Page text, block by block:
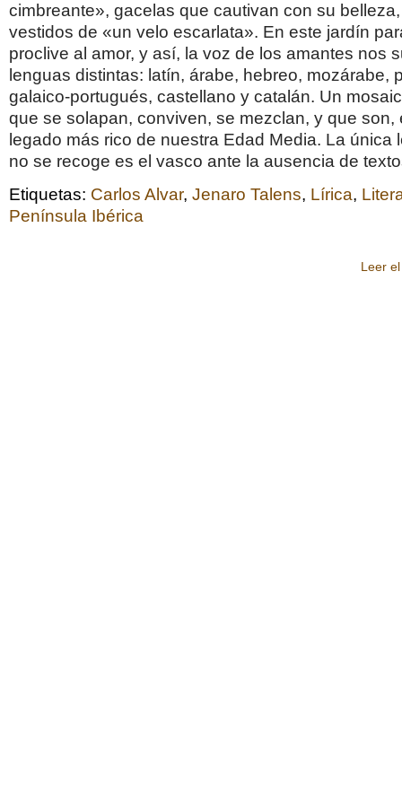
cimbreante», gacelas que cautivan con su
vestidos de «un velo escarlata». En este jardín
proclive al amor, y así, la voz de los amantes nos
lenguas distintas: latín, árabe, hebreo, mozárabe,
galaico-portugués, castellano y catalán. Un
que se solapan, conviven, se mezclan, y que son,
legado más rico de nuestra Edad Media. La única
no se recoge es el vasco ante la ausencia de
Etiquetas: Carlos Alvar, Jenaro Talens, Lírica,
Península Ibérica
Leer